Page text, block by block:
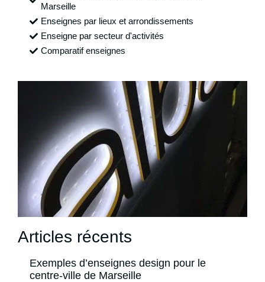
Marseille
Enseignes par lieux et arrondissements
Enseigne par secteur d'activités
Comparatif enseignes
Articles récents
Exemples d’enseignes design pour le
centre-ville de Marseille